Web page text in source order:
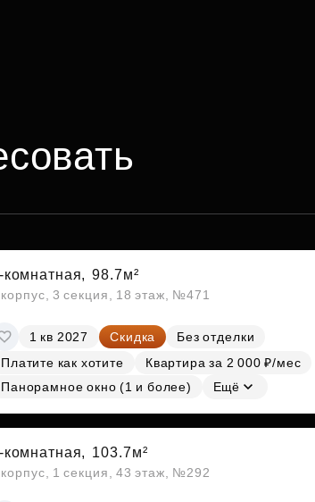
комнатная, 98.7м²
корпус, 3 секция, 18 этаж, №471
1 кв 2027 Скидка
Без отделки
Платите как хотите
Квартира за 2 000 ₽/мес
Панорамное окно (1 и более)
Ещё
комнатная, 103.7м²
корпус, 1 секция, 43 этаж, №292